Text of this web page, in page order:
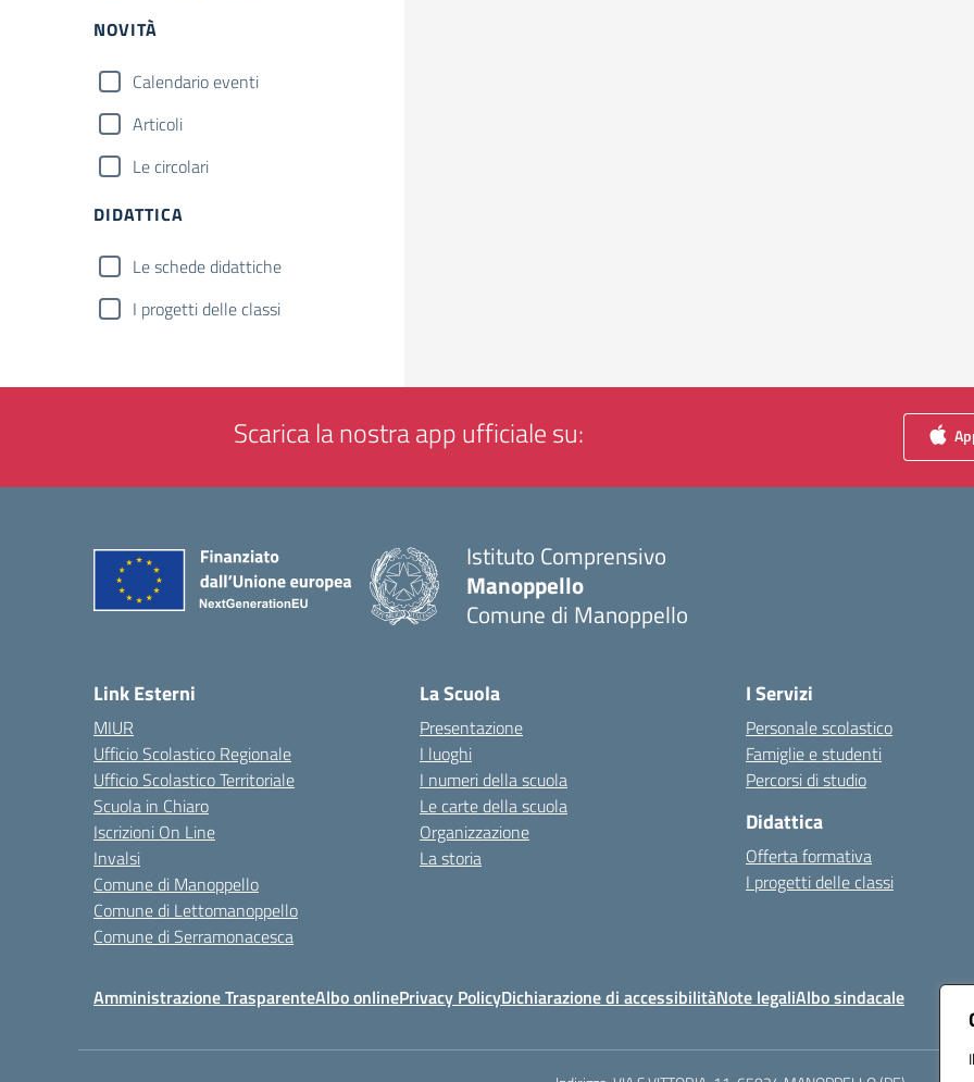
NOVITÀ
Calendario eventi
Articoli
Le circolari
DIDATTICA
Le schede didattiche
I progetti delle classi
Scarica la nostra app ufficiale su:
Istituto Comprensivo
Manoppello
Comune di Manoppello
Link Esterni
MIUR
Ufficio Scolastico Regionale
Ufficio Scolastico Territoriale
Scuola in Chiaro
Iscrizioni On Line
Invalsi
Comune di Manoppello
Comune di Lettomanoppello
Comune di Serramonacesca
La Scuola
Presentazione
I luoghi
I numeri della scuola
Le carte della scuola
Organizzazione
La storia
I Servizi
Personale scolastico
Famiglie e studenti
Percorsi di studio
Didattica
Offerta formativa
I progetti delle classi
Amministrazione TrasparenteAlbo onlinePrivacy PolicyDichiarazione di accessibilitàNote legaliAlbo sindacale